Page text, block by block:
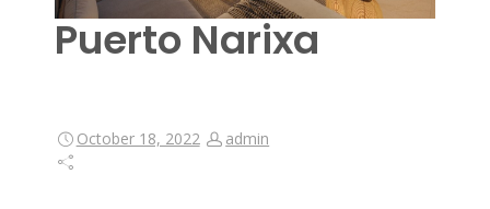
Puerto Narixa
October 18, 2022 admin